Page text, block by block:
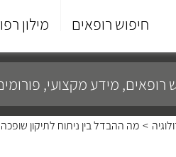
חיפוש רופאים מילון
סוף
התפריט
> מה ההבדל בין ניתוח לתיקון